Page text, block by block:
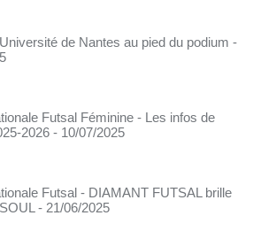
de Nantes au pied du podium -
Futsal Féminine - Les infos de
2026 - 10/07/2025
Futsal - DIAMANT FUTSAL brille
- 21/06/2025